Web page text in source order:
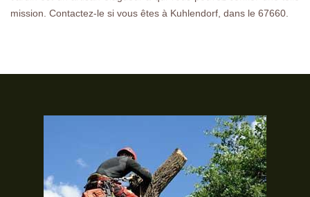
mission. Contactez-le si vous êtes à Kuhlendorf, dans le 67660.